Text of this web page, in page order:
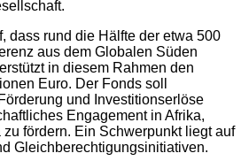
dass rund die Hälfte der etwa 500
aus dem Globalen Süden
in diesem Rahmen den
Euro. Der Fonds soll
und Investitionserlöse
Engagement in Afrika,
fördern. Ein Schwerpunkt liegt auf
Gleichberechtigungsinitiativen.